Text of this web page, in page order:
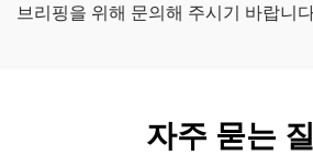
브리핑을 위해 문의해 주시기 바랍니
자주 묻는